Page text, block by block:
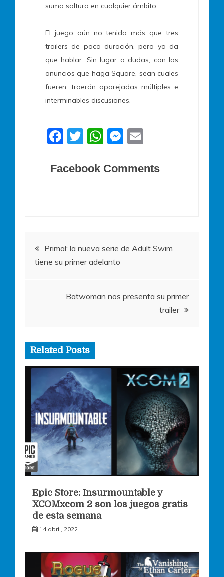
suma soltura en cualquier ámbito.
El juego aún no tenido más que tres
trailers de poca duración, pero ya da
que hablar. Sin lugar a dudas, con los
anuncios que haga Square, sean cuales
fueren, traerán aparejadas múltiples e
interminables discusiones.
F
c
k
T
itt
W
at
M
ss ai
Facebook Comments
Navegación
entradas
Primal: la nueva serie de Adult Swim
tiene su primer adelanto
Batwoman nos presenta su primer
trailer
Related Posts
Epic Store: Insurmountable y
XCOMxcom 2 son los juegos gratis
de esta semana
14 abril, 2022